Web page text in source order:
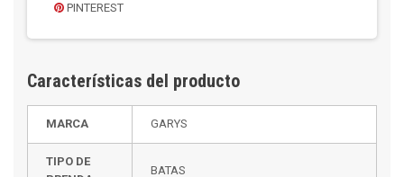
PINTEREST
Características del producto
MARCA GARYS
TIPO DE
BATAS